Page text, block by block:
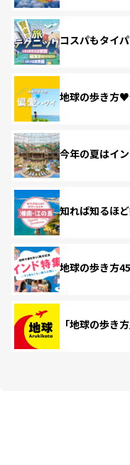
コスパもタイ
地球の歩き方
今年の夏はイ
知れば知るほ
地球の歩き方
「地球の歩き